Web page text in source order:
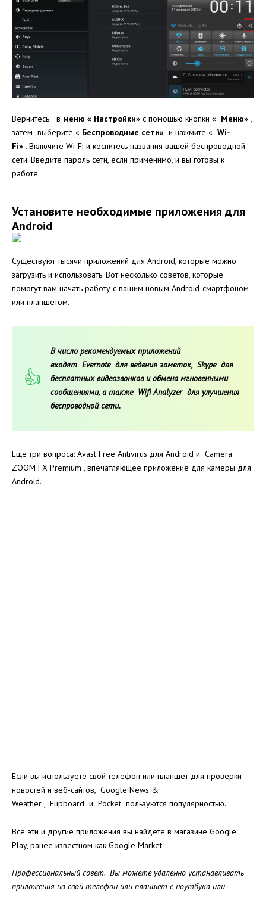
Вернитесь в меню « Настройки» с помощью кнопки « Меню» ,
затем выберите « Беспроводные сети» и нажмите « Wi-
Fi» . Включите Wi-Fi и коснитесь названия вашей беспроводной
сети. Введите пароль сети, если применимо, и вы готовы к
работе.
Установите необходимые приложения для
Android
Существуют тысячи приложений для Android, которые можно
загрузить и использовать. Вот несколько советов, которые
помогут вам начать работу с вашим новым Android-смартфоном
или планшетом.
В число рекомендуемых приложений
входят Evernote для ведения заметок, Skype для
бесплатных видеозвонков и обмена мгновенными
сообщениями, а также Wifi Analyzer для улучшения
беспроводной сети.
Еще три вопроса: Avast Free Antivirus для Android и Camera
ZOOM FX Premium , впечатляющее приложение для камеры для
Android.
Если вы используете свой телефон или планшет для проверки
новостей и веб-сайтов, Google News &
Weather , Flipboard и Pocket пользуются популярностью.
Все эти и другие приложения вы найдете в магазине Google
Play, ранее известном как Google Market.
Профессиональный совет. Вы можете удаленно устанавливать
приложения на свой телефон или планшет с ноутбука или